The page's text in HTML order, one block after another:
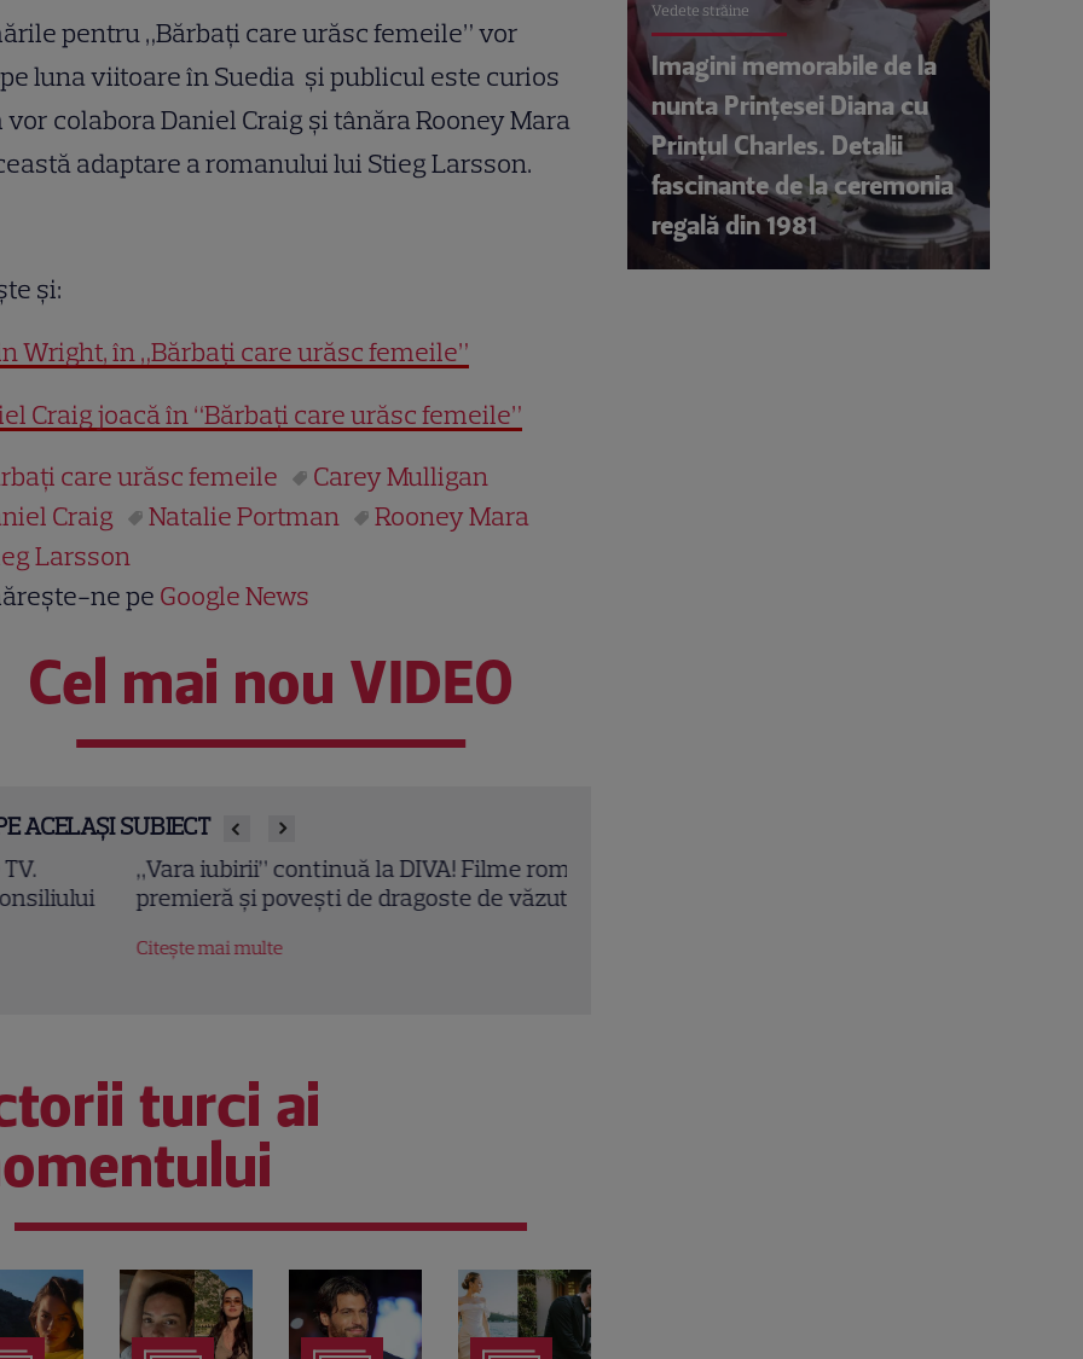
pentru „Bărbaţi care urăsc femeile” vor
luna viitoare în Suedia şi publicul este curios
vor colabora Daniel Craig şi tânăra Rooney Mara
adaptare a romanului lui Stieg Larsson.
şi:
Wright, în „Bărbaţi care urăsc femeile”
Craig joacă în “Bărbaţi care urăsc femeile”
care urăsc femeile
Carey Mulligan
Craig
Natalie Portman
Rooney Mara
Larsson
ne pe Google News
Cel mai nou VIDEO
ACELAȘI SUBIECT
iubirii” continuă la DIVA! Filme romantice în
și povești de dragoste de văzut în august
turci ai
Vedete străine
Imagini memorabile de la
nunta Prințesei Diana cu
Prințul Charles. Detalii
fascinante de la ceremonia
regală din 1981